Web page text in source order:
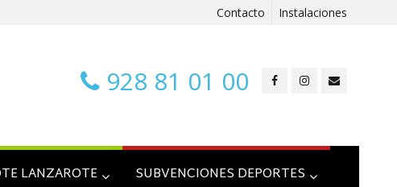
Contacto Instalaciones
928 81 01 00
LANZAROTE SUBVENCIONES DEPORTES